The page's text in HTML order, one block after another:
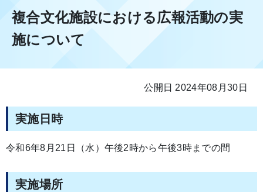
複合文化施設における広報活動の実
施について
公開日 2024年08月30日
実施日時
令和6年8月21日（水）午後2時から午後3時までの間
実施場所